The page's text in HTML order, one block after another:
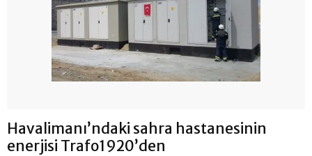
Havalimanı’ndaki sahra hastanesinin
enerjisi Trafo1920’den